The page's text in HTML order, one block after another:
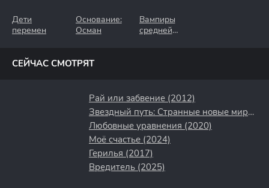
Дети
перемен
Основание:
Осман
Вампиры
средней
СЕЙЧАС СМОТРЯТ
Рай или забвение (2012)
Звездный путь: Странные новые миры (2022)
Любовные уравнения (2020)
Моё счастье (2024)
Герилья (2017)
Вредитель (2025)